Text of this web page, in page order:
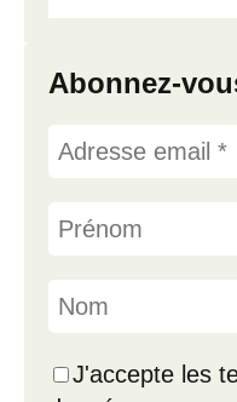
Abonnez-
J'accepte les